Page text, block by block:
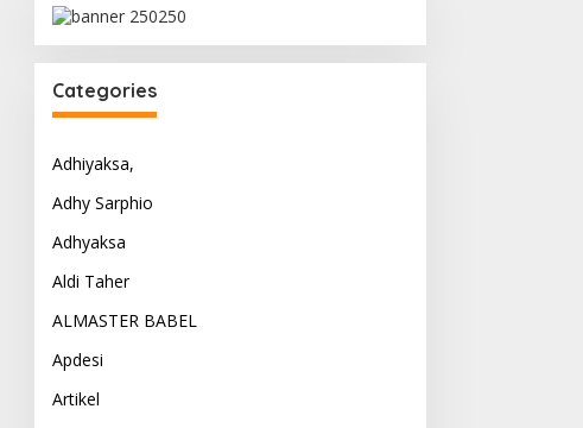
Categories
Adhiyaksa,
Adhy Sarphio
Adhyaksa
Aldi Taher
ALMASTER BABEL
Apdesi
Artikel